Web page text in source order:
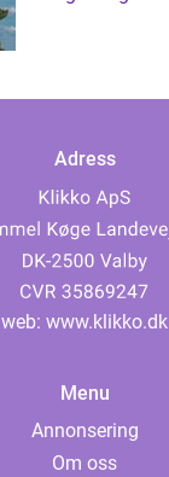
Adress
web: www.klikko.dk
Menu
Annonsering
Om oss